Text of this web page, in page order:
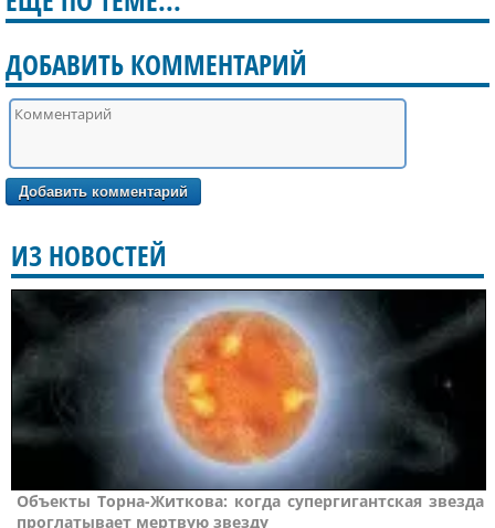
ДОБАВИТЬ КОММЕНТАРИЙ
ИЗ НОВОСТЕЙ
Oбъeкты Topнa-Житкoвa: кoгдa cупepгигaнтcкaя звeздa
пpoглaтывaeт мepтвую звeзду